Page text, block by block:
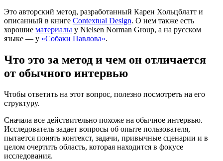
Это авторский метод, разработанный Карен Хольцблатт и
описанный в книге Contextual Design. О нем также есть
хорошие материалы у Nielsen Norman Group, а на русском
языке — у «Собаки Павлова».
Что это за метод и чем он отличается
от обычного интервью
Чтобы ответить на этот вопрос, полезно посмотреть на его
структуру.
Сначала все действительно похоже на обычное интервью.
Исследователь задает вопросы об опыте пользователя,
пытается понять контекст, задачи, привычные сценарии и в
целом очертить область, которая находится в фокусе
исследования.